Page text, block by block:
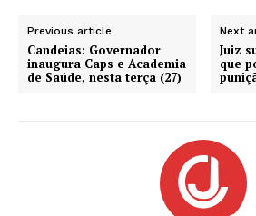
Previous article
Candeias: Governador
inaugura Caps e Academia
de Saúde, nesta terça (27)
Next
Juiz
que